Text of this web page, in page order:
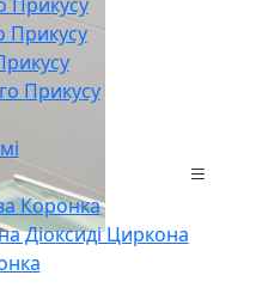
Прикусу
Прикусу
Коронка
Діоксиді Циркона